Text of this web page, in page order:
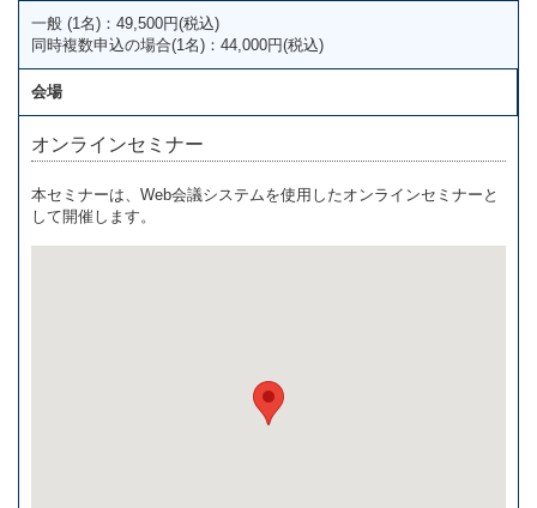
一般 (1名)：49,500円(税込)
同時複数申込の場合(1名)：44,000円(税込)
会場
オンラインセミナー
本セミナーは、Web会議システムを使用したオンラインセミナーと
して開催します。